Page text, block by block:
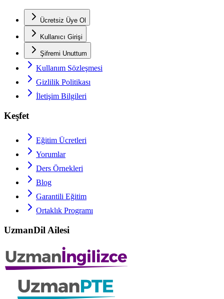
Ücretsiz Üye Ol
Kullanıcı Girişi
Şifremi Unuttum
Kullanım Sözleşmesi
Gizlilik Politikası
İletişim Bilgileri
Keşfet
Eğitim Ücretleri
Yorumlar
Ders Örnekleri
Blog
Garantili Eğitim
Ortaklık Programı
UzmanDil Ailesi